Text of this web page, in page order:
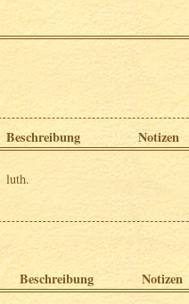
Beschreibung Notizen
luth.
Beschreibung Notizen